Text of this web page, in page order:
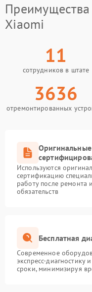
Преимущества
Xiaomi
11
сотрудников в штате
3636
отремонтированных
Оригинальные
Используются
сертификацию
работу после ремонта
обязательств
Бесплатная
Современное
экспресс-диагностику
сроки, минимизируя